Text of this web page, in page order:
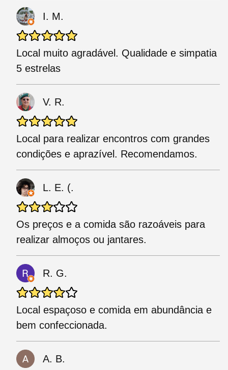
I. M.
Local muito agradável. Qualidade e simpatia
5 estrelas
V. R.
Local para realizar encontros com grandes
condições e aprazível. Recomendamos.
L. E. (.
Os preços e a comida são razoáveis para
realizar almoços ou jantares.
R. G.
Local espaçoso e comida em abundância e
bem confeccionada.
A. B.